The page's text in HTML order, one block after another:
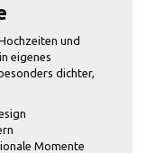
und
eigenes
dichter,
Momente